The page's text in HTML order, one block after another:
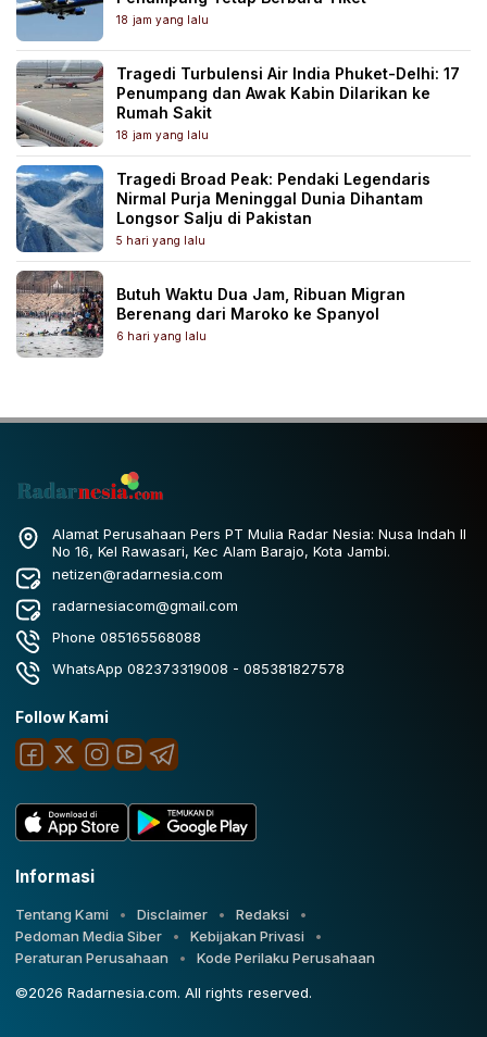
18 jam yang lalu
Tragedi Turbulensi Air India Phuket-Delhi: 17
Penumpang dan Awak Kabin Dilarikan ke
Rumah Sakit
18 jam yang lalu
Tragedi Broad Peak: Pendaki Legendaris
Nirmal Purja Meninggal Dunia Dihantam
Longsor Salju di Pakistan
5 hari yang lalu
Butuh Waktu Dua Jam, Ribuan Migran
Berenang dari Maroko ke Spanyol
6 hari yang lalu
Alamat Perusahaan Pers PT Mulia Radar Nesia: Nusa Indah II
No 16, Kel Rawasari, Kec Alam Barajo, Kota Jambi.
netizen@radarnesia.com
radarnesiacom@gmail.com
Phone 085165568088
WhatsApp 082373319008 - 085381827578
Follow Kami
Informasi
Tentang Kami Disclaimer
Redaksi
Pedoman Media Siber
Kebijakan Privasi
Peraturan Perusahaan
Kode Perilaku Perusahaan
©2026 Radarnesia.com. All rights reserved.